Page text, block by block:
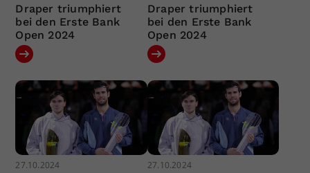
Draper triumphiert
bei den Erste Bank
Open 2024
Draper triumphiert
bei den Erste Bank
Open 2024
27.10.2024 27.10.2024